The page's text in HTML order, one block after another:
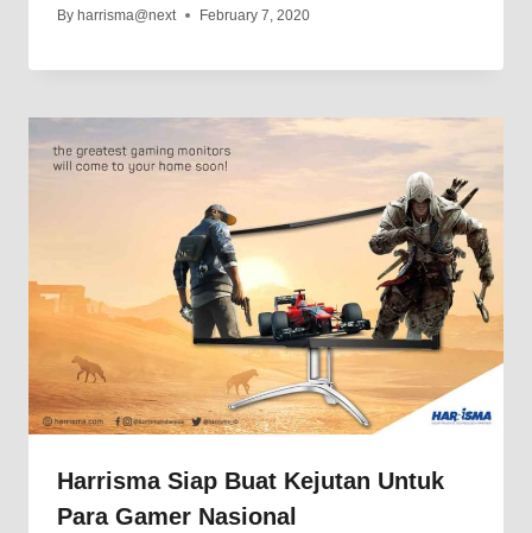
By harrisma@next February 7, 2020
Harrisma Siap Buat Kejutan Untuk
Para Gamer Nasional